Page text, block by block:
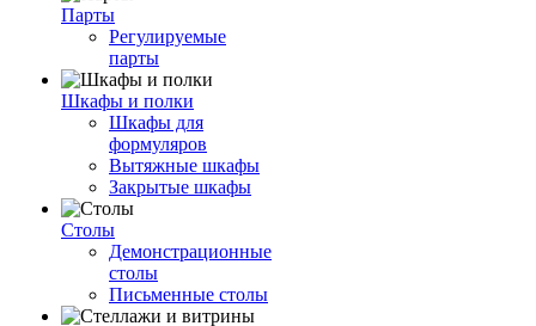
Парты
Регулируемые
парты
Шкафы и полки
Шкафы для
формуляров
Вытяжные шкафы
Закрытые шкафы
Столы
Демонстрационные
столы
Письменные столы